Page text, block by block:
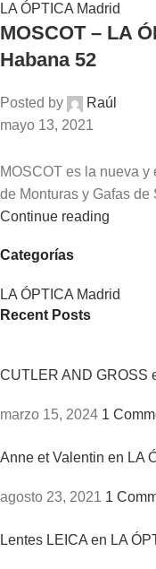
LA ÓPTICA Madrid
MOSCOT – LA
Habana 52
Posted by
Raúl
mayo 13, 2021
MOSCOT es la nueva
de Monturas y Gafas de
Continue reading
Categorías
LA ÓPTICA Madrid
Recent Posts
CUTLER AND GROSS
marzo 15, 2024 1
Anne et Valentin en LA
agosto 23, 2021 1
Lentes LEICA en LA